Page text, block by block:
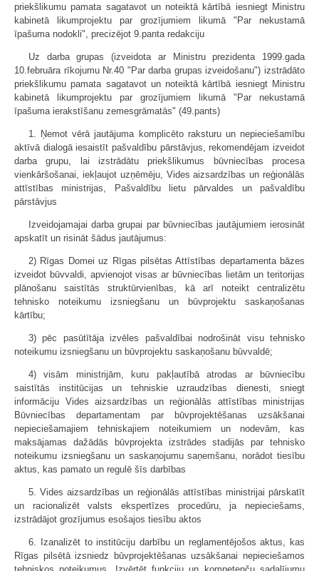
priekšlikumu pamata sagatavot un noteiktā kārtībā iesniegt Ministru
kabinetā likumprojektu par grozījumiem likumā "Par nekustamā
īpašuma nodokli", precizējot 9.panta redakciju
Uz darba grupas (izveidota ar Ministru prezidenta 1999.gada
10.februāra rīkojumu Nr.40 "Par darba grupas izveidošanu") izstrādāto
priekšlikumu pamata sagatavot un noteiktā kārtībā iesniegt Ministru
kabinetā likumprojektu par grozījumiem likumā "Par nekustamā
īpašuma ierakstīšanu zemesgrāmatās" (49.pants)
1. Ņemot vērā jautājuma komplicēto raksturu un nepieciešamību
aktīvā dialogā iesaistīt pašvaldību pārstāvjus, rekomendējam izveidot
darba grupu, lai izstrādātu priekšlikumus būvniecības procesa
vienkāršošanai, iekļaujot uzņēmēju, Vides aizsardzības un reģionālās
attīstības ministrijas, Pašvaldību lietu pārvaldes un pašvaldību
pārstāvjus
Izveidojamajai darba grupai par būvniecības jautājumiem ierosināt
apskatīt un risināt šādus jautājumus:
2) Rīgas Domei uz Rīgas pilsētas Attīstības departamenta bāzes
izveidot būvvaldi, apvienojot visas ar būvniecības lietām un teritorijas
plānošanu saistītās struktūrvienības, kā arī noteikt centralizētu
tehnisko noteikumu izsniegšanu un būvprojektu saskaņošanas
kārtību;
3) pēc pasūtītāja izvēles pašvaldībai nodrošināt visu tehnisko
noteikumu izsniegšanu un būvprojektu saskaņošanu būvvaldē;
4) visām ministrijām, kuru pakļautībā atrodas ar būvniecību
saistītās institūcijas un tehniskie uzraudzības dienesti, sniegt
informāciju Vides aizsardzības un reģionālās attīstības ministrijas
Būvniecības departamentam par būvprojektēšanas uzsākšanai
nepieciešamajiem tehniskajiem noteikumiem un nodevām, kas
maksājamas dažādās būvprojekta izstrādes stadijās par tehnisko
noteikumu izsniegšanu un saskaņojumu saņemšanu, norādot tiesību
aktus, kas pamato un regulē šīs darbības
5. Vides aizsardzības un reģionālās attīstības ministrijai pārskatīt
un racionalizēt valsts ekspertīzes procedūru, ja nepieciešams,
izstrādājot grozījumus esošajos tiesību aktos
6. Izanalizēt to institūciju darbību un reglamentējošos aktus, kas
Rīgas pilsētā izsniedz būvprojektēšanas uzsākšanai nepieciešamos